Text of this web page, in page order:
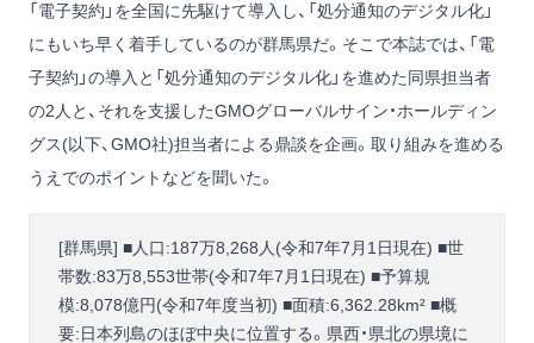
「電子契約」を全国に先駆けて導入し、「処分通知のデジタル化」
にもいち早く着手しているのが群馬県だ。そこで本誌では、「電
子契約」の導入と「処分通知のデジタル化」を進めた同県担当者
の2人と、それを支援したGMOグローバルサイン・ホールディン
グス(以下、GMO社)担当者による鼎談を企画。取り組みを進める
うえでのポイントなどを聞いた。
[群馬県] ■人口:187万8,268人(令和7年7月1日現在) ■世
帯数:83万8,553世帯(令和7年7月1日現在) ■予算規
模:8,078億円(令和7年度当初) ■面積:6,362.28km² ■概
要:日本列島のほぼ中央に位置する。県西・県北の県境に